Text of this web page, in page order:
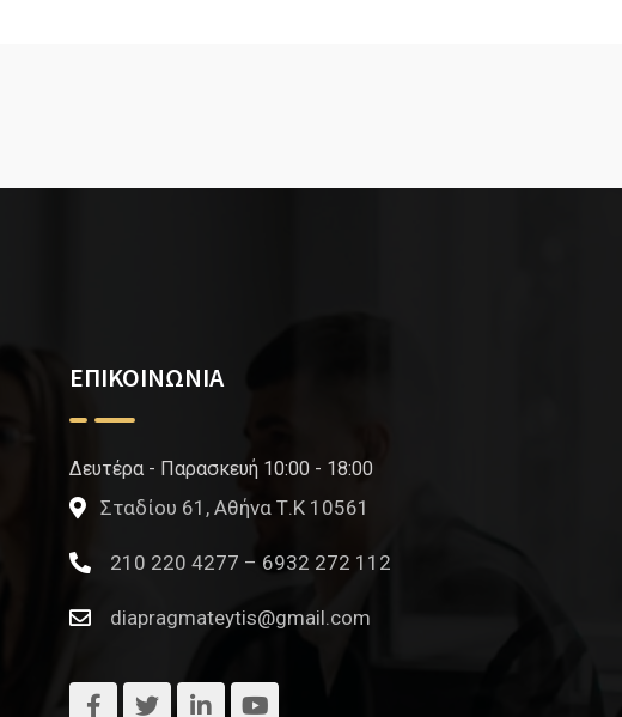
ΕΠΙΚΟΙΝΩΝΙΑ
Δευτέρα - Παρασκευή 10:00 - 18:00
Σταδίου 61, Αθήνα Τ.Κ 10561
210 220 4277 – 6932 272 112
diapragmateytis@gmail.com